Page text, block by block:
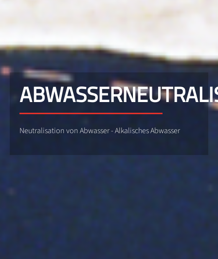
Neutralisation von Abwasser - Alkalisches Abwasser